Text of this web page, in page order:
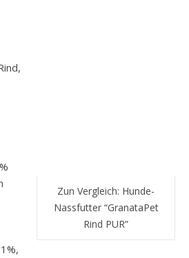
Zun Vergleich: Hunde-
Nassfutter “GranataPet
Rind PUR”